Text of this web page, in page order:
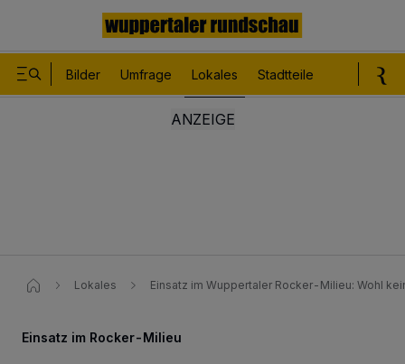
Bilder Umfrage Lokales Stadtteile
Lokales Einsatz im Wuppertaler Rocker-Milieu: Wohl
Einsatz im Rocker-Milieu